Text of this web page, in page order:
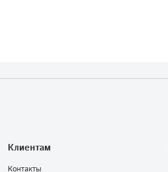
Клиентам
Контакты